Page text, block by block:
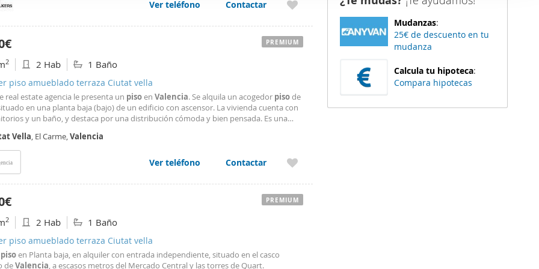
se usan para personalizar el contenido y los anuncios, ofrecer funciones
el tráfico. Además, compartimos información sobre el uso que haga del
de redes sociales, publicidad y análisis web, quienes pueden
Ver teléfono Contactar
2 2 Hab 1 Baño
piso amueblado terraza Ciutat vella
real estate agencia le presenta un pisoen Valencia. Se alquila un acogedor pisode
en una planta baja (bajo) de un edificio con ascensor. La vivienda cuenta con
y un baño, y destaca por una distribución cómoda y bien pensada. Es una
del casco antiguo. Elpisose
Vella, El Carme,Valencia
Ver teléfono Contactar
PREMIUM
2 2 Hab 1 Baño
piso amueblado terraza Ciutat vella
pisoen Planta baja, en alquiler con entrada independiente, situado en el casco
deValencia, a escasos metros del Mercado Central y las torres de Quart.
PREMIUM
Mudanzas:
25€ de descuento en tu
mudanza
Calcula tu hipoteca:
Compara hipotecas